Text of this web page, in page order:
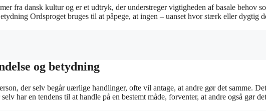
fra dansk kultur og er et udtryk, der understreger vigtigheden af basale behov
Ordsproget bruges til at påpege, at ingen – uanset hvor stærk eller dygtig
og betydning
der selv begår uærlige handlinger, ofte vil antage, at andre gør det samme. Det
har en tendens til at handle på en bestemt måde, forventer, at andre også gør